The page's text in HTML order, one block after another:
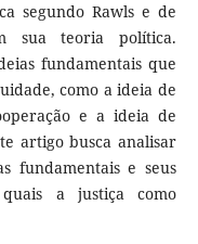
segundo Rawls e de
sua teoria política.
fundamentais que
como a ideia de
e a ideia de
artigo busca analisar
fundamentais e seus
a justiça como